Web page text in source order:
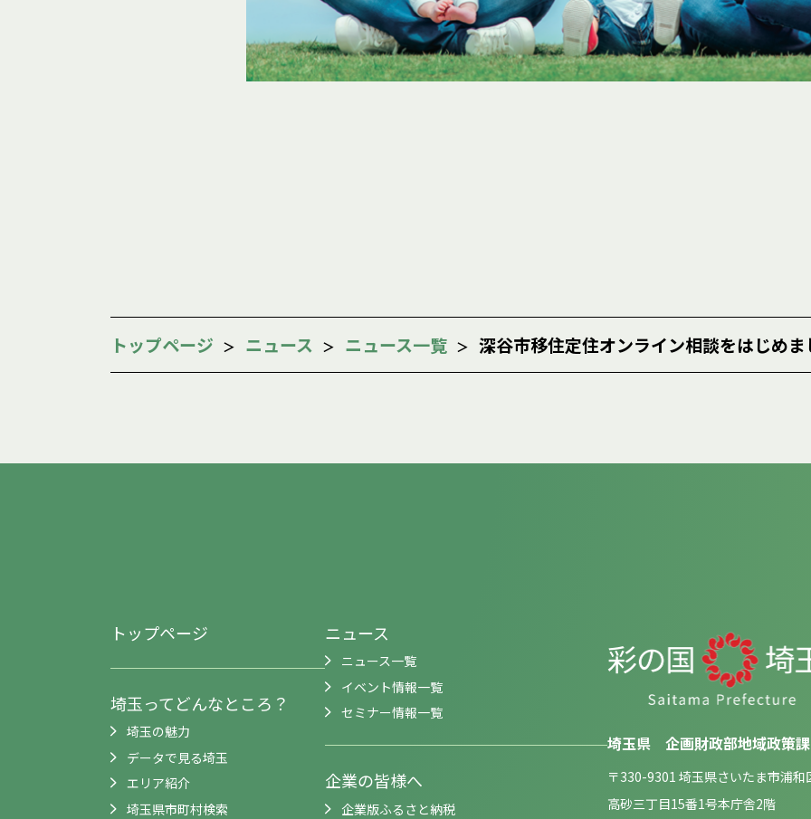
トップページ ニュース ニュース一覧 深谷市移住定住オンライン相談をはじめま
トップページ
埼玉ってどんなところ？
埼玉の魅力
データで見る埼玉
エリア紹介
埼玉県市町村検索
ニュース
ニュース一覧
イベント情報一覧
セミナー情報一覧
企業の皆様へ
企業版ふるさと納税
埼玉県 企画財政部地域政策
〒330-9301 埼玉県さいたま市浦和
高砂三丁目15番1号本庁舎2階